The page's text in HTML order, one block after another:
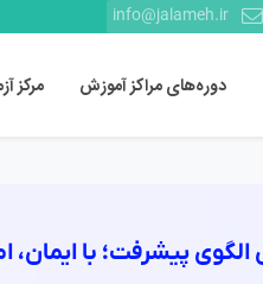
info@jalameh.ir
دوره‌های مراکز آموزش مرکز
پیشرفت؛ با ایمان،